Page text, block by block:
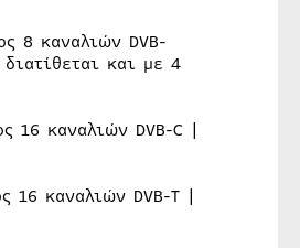
8 καναλιών DVB-
και με 4
16 καναλιών DVB-C |
16 καναλιών DVB-T |